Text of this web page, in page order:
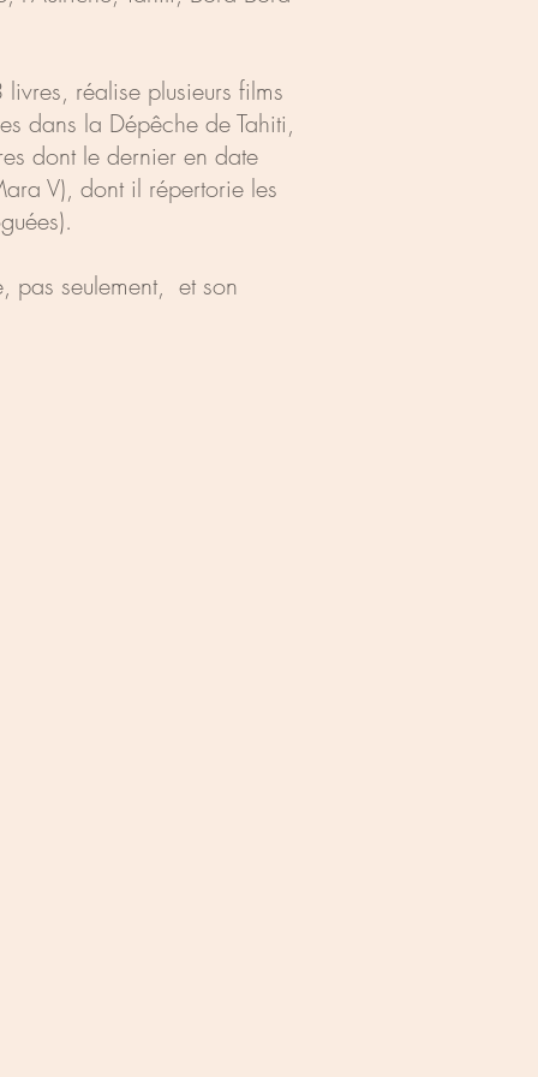
réalise plusieurs films
dans la Dépêche de Tahiti,
dont le dernier en date
V), dont il répertorie les
pas seulement, et son